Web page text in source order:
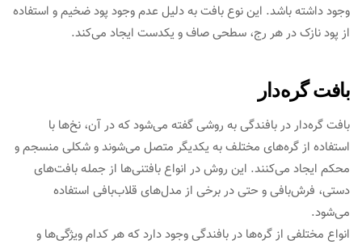
وجود داشته باشد. این نوع بافت به دلیل عدم وجود پود ضخیم و استفاده
از پود نازک در هر رج، سطحی صاف و یکدست ایجاد می‌کند.
بافت گره‌دار
بافت گره‌دار در بافندگی به روشی گفته می‌شود که در آن، نخ‌ها با
استفاده از گره‌های مختلف به یکدیگر متصل می‌شوند و شکلی منسجم و
محکم ایجاد می‌کنند. این روش در انواع بافتنی‌ها از جمله بافت‌های
دستی، فرش‌بافی و حتی در برخی از مدل‌های قلاب‌بافی استفاده
می‌شود.
انواع مختلفی از گره‌ها در بافندگی وجود دارد که هر کدام ویژگی‌ها و